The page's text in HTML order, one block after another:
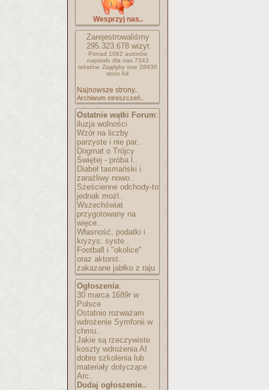
Wesprzyj nas..
Zarejestrowaliśmy
295.323.678wizyt
Ponad 1062 autorów
napisało dla nas 7343
tekstów. Zajęłyby one 28930
stron A4
Najnowsze strony..
Archiwum streszczeń..
Ostatnie wątki Forum:
iluzja wolności
Wzór na liczby
parzyste i nie par..
Dogmat o Trójcy
Świętej - próba l..
Diabeł tasmański i
zaraźliwy nowo..
Sześcienne odchody-to
jednak możl..
Wszechświat
przygotowany na
więce..
Własność, podatki i
kryzys: syste..
Football i "okolice"
oraz aktorst..
zakazane jabłko z raju
Ogłoszenia:
30 marca 1689r w
Polsce
Ostatnio rozważam
wdrożenie Symfonii w
chmu..
Jakie są rzeczywiste
koszty wdrożenia AI
dobre szkolenia lub
materiały dotyczące
Arc..
Dodaj ogłoszenie..